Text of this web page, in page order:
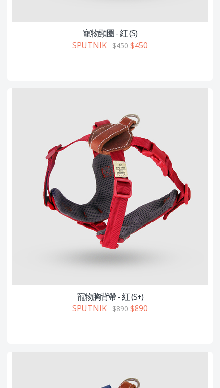
寵物頸圈 - 紅 (S)
SPUTNIK $450 $450
寵物胸背帶 - 紅 (S+)
SPUTNIK $890 $890